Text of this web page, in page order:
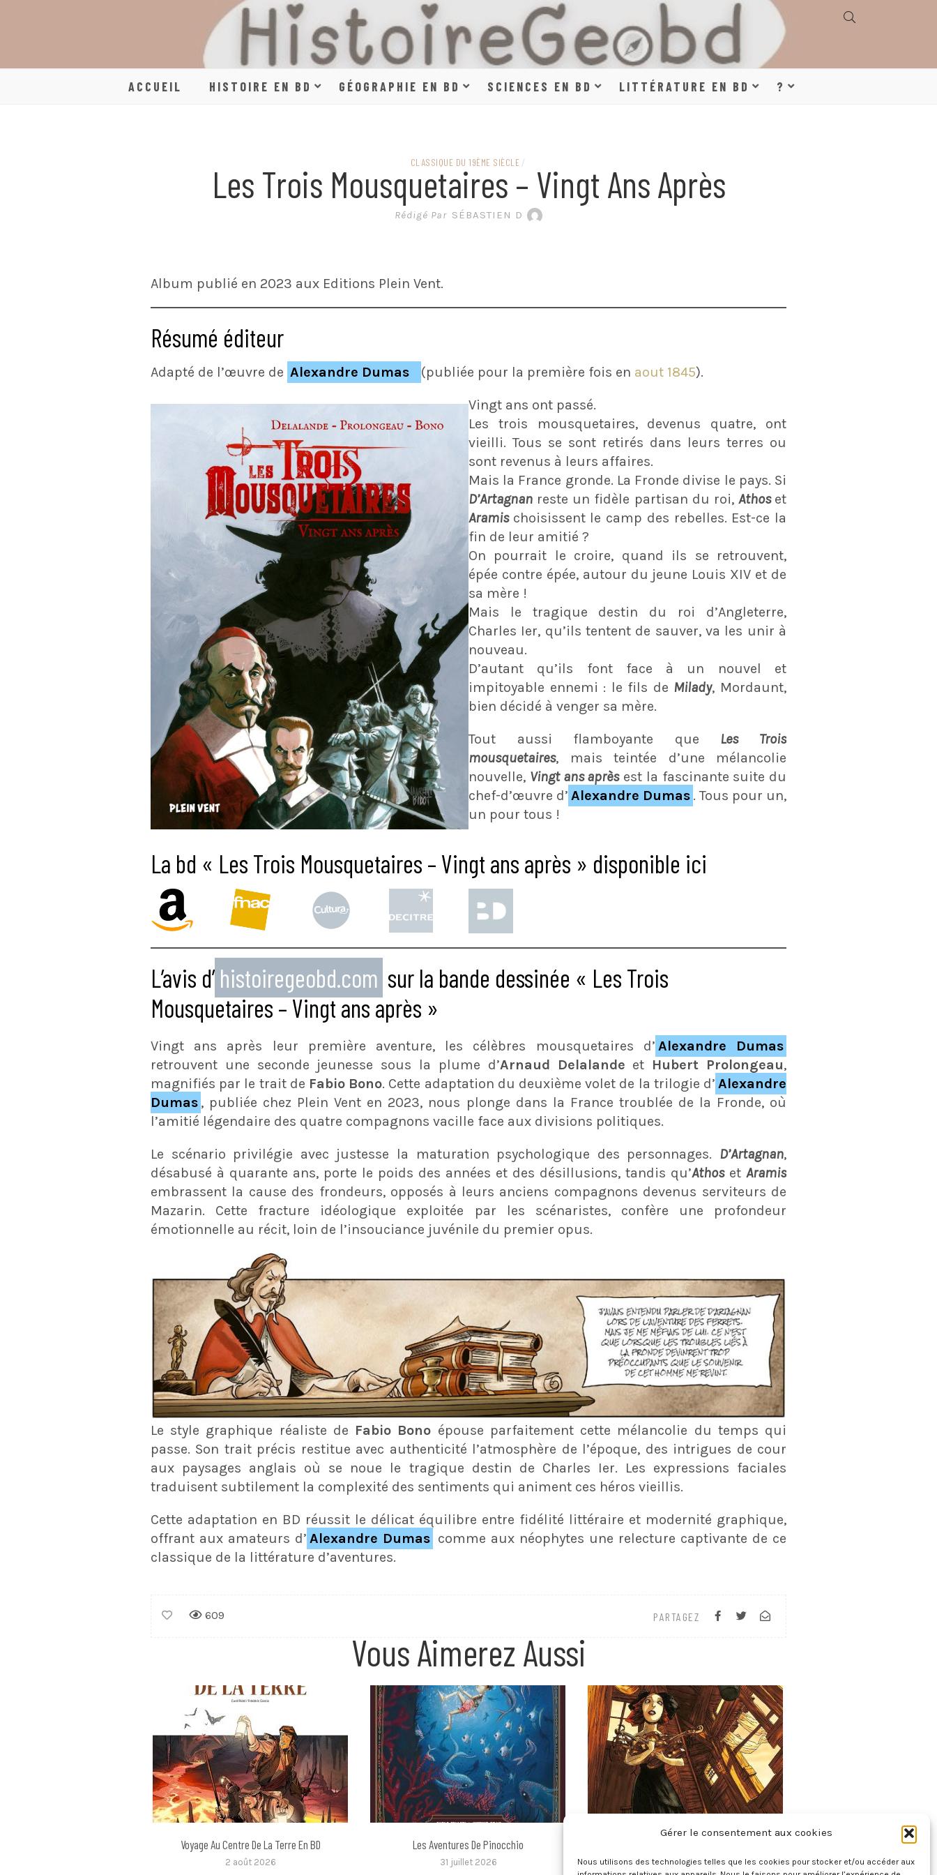
Gérer le consentement aux cookies
Nous utilisons des technologies telles que les cookies pour stocker et/ou accéder aux
HISTOIRE, GÉOGRAPHIE,
SCIENCES, LITTÉRATURE
EN BANDE DESSINÉE
ACCUEIL HISTOIRE EN BD GÉOGRAPHIE EN BD SCIENCES EN BD LITTÉRATURE EN BD ?
CLASSIQUE DU 19ÈME SIÈCLE /
Les Trois Mousquetaires – Vingt Ans Après
Rédigé Par SÉBASTIEN D
Album publié en 2023 aux Editions Plein Vent.
Résumé éditeur
Adapté de l’œuvre de Alexandre Dumas (publiée pour la première fois en aout 1845).
Vingt ans ont passé.
Les trois mousquetaires, devenus quatre, ont
vieilli. Tous se sont retirés dans leurs terres ou
sont revenus à leurs affaires.
Mais la France gronde. La Fronde divise le pays. Si
D’Artagnan reste un fidèle partisan du roi, Athos et
Aramis choisissent le camp des rebelles. Est-ce la
fin de leur amitié ?
On pourrait le croire, quand ils se retrouvent,
épée contre épée, autour du jeune Louis XIV et de
sa mère !
Mais le tragique destin du roi d’Angleterre,
Charles Ier, qu’ils tentent de sauver, va les unir à
nouveau.
D’autant qu’ils font face à un nouvel et
impitoyable ennemi : le fils de Milady, Mordaunt,
bien décidé à venger sa mère.
Tout aussi flamboyante que Les Trois
mousquetaires, mais teintée d’une mélancolie
nouvelle, Vingt ans aprèsest la fascinante suite du
chef-d’œuvre d’ Alexandre Dumas . Tous pour un,
un pour tous !
La bd « Les Trois Mousquetaires – Vingt ans après » disponible ici
L’avis d’ histoiregeobd.com sur la bande dessinée « Les Trois
Mousquetaires – Vingt ans après »
Vingt ans après leur première aventure, les célèbres mousquetaires d’ Alexandre Dumas
retrouvent une seconde jeunesse sous la plume d’Arnaud Delalande et Hubert Prolongeau,
magnifiés par le trait de Fabio Bono. Cette adaptation du deuxième volet de la trilogie d’ Alexandre
Dumas , publiée chez Plein Vent en 2023, nous plonge dans la France troublée de la Fronde, où
l’amitié légendaire des quatre compagnons vacille face aux divisions politiques.
Le scénario privilégie avec justesse la maturation psychologique des personnages. D’Artagnan,
désabusé à quarante ans, porte le poids des années et des désillusions, tandis qu’Athoset Aramis
embrassent la cause des frondeurs, opposés à leurs anciens compagnons devenus serviteurs de
Mazarin. Cette fracture idéologique exploitée par les scénaristes, confère une profondeur
émotionnelle au récit, loin de l’insouciance juvénile du premier opus.
Le style graphique réaliste de Fabio Bono épouse parfaitement cette mélancolie du temps qui
passe. Son trait précis restitue avec authenticité l’atmosphère de l’époque, des intrigues de cour
aux paysages anglais où se noue le tragique destin de Charles Ier. Les expressions faciales
traduisent subtilement la complexité des sentiments qui animent ces héros vieillis.
Cette adaptation en BD réussit le délicat équilibre entre fidélité littéraire et modernité graphique,
offrant aux amateurs d’ Alexandre Dumas comme aux néophytes une relecture captivante de ce
classique de la littérature d’aventures.
PARTAGEZ
609
Vous Aimerez Aussi
Voyage Au Centre De La Terre En BD
2 août 2026
Les Aventures De Pinocchio
31 juillet 2026 28 juillet 2026